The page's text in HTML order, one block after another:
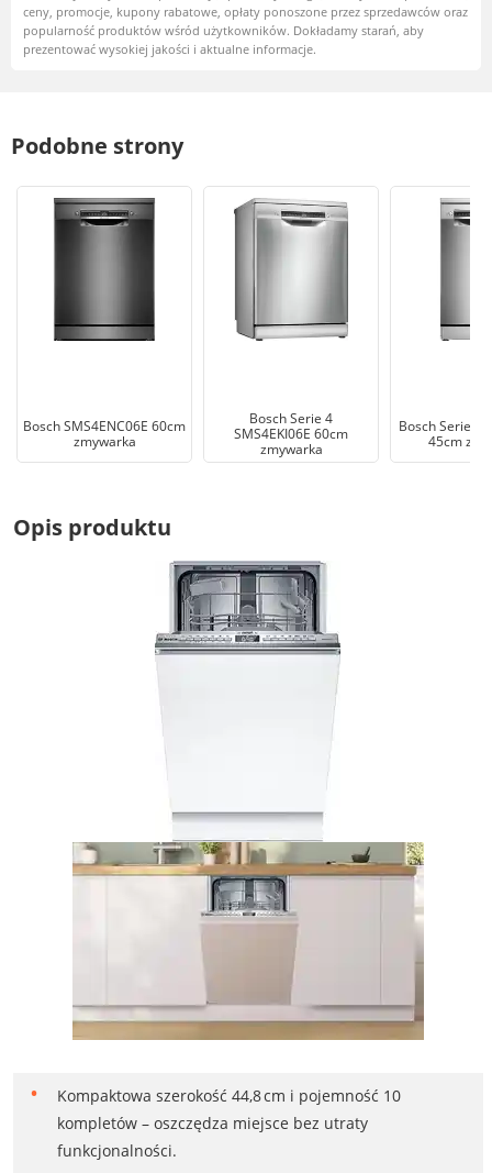
ceny, promocje, kupony rabatowe, opłaty ponoszone przez sprzedawców oraz
popularność produktów wśród użytkowników. Dokładamy starań, aby
prezentować wysokiej jakości i aktualne informacje.
Podobne strony
Bosch SMS4ENC06E 60cm
zmywarka
Bosch Serie 4
SMS4EKI06E 60cm
zmywarka
Bosch Serie 4
45cm
Opis produktu
Kompaktowa szerokość 44,8 cm i pojemność 10
kompletów – oszczędza miejsce bez utraty
funkcjonalności.